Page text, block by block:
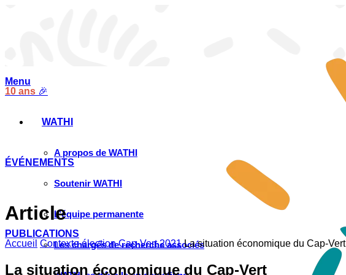
10 ans 🎉
ÉVÉNEMENTS
PUBLICATIONS
Menu
WATHI
A propos de WATHI
Soutenir WATHI
L’équipe permanente
Les chargés de recherche associés
Article
Accueil Contexte élection Cap-Vert 2021 La situation économique du Cap-Vert
La situation économique du Cap-Vert